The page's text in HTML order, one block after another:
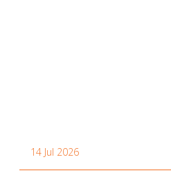
14 Jul 2026